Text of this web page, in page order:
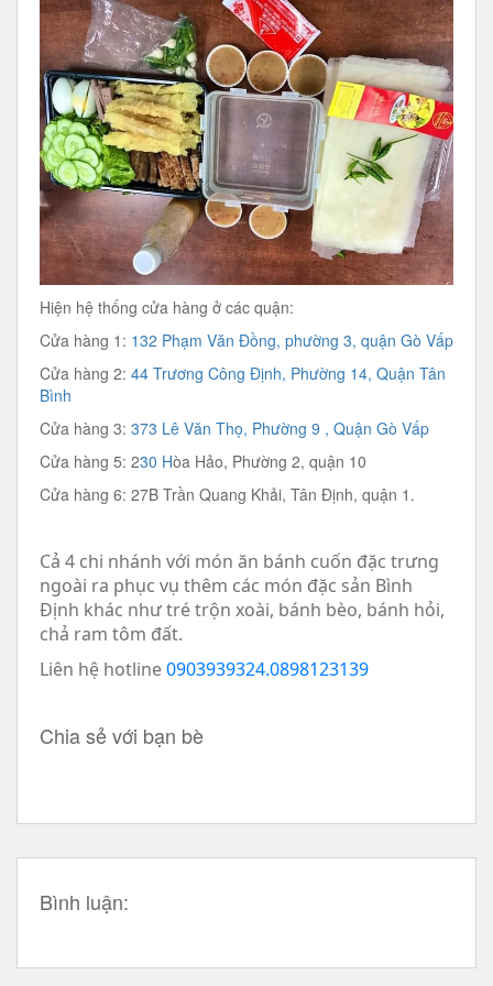
Hiện hệ thống cửa hàng ở các quận:
Cửa hàng 1: 132 Phạm Văn Đồng, phường 3, quận Gò Vấp
Cửa hàng 2: 44 Trương Công Định, Phường 14, Quận Tân
Bình
Cửa hàng 3: 373 Lê Văn Thọ, Phường 9 , Quận Gò Vấp
Cửa hàng 5: 230 Hòa Hảo, Phường 2, quận 10
Cửa hàng 6: 27B Trần Quang Khải, Tân Định, quận 1.
Cả 4 chi nhánh với món ăn bánh cuốn đặc trưng
ngoài ra phục vụ thêm các món đặc sản Bình
Định khác như tré trộn xoài, bánh bèo, bánh hỏi,
chả ram tôm đất.
Liên hệ hotline0903939324.0898123139
Chia sẻ với bạn bè
Bình luận: